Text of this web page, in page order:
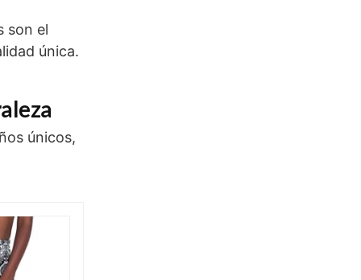
son el
única.
únicos,